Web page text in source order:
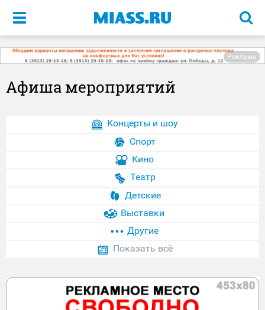
Меню
Реклама
Афиша мероприятий
Концерты и шоу
Спорт
Кино
Театр
Детские
Выставки
Другие
Показать всё